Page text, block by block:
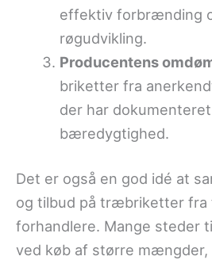
effektiv forbrænding
røgudvikling.
Producentens
briketter fra
der har
bæredygtighed.
Det er også en god idé at
og tilbud på træbriketter fra
forhandlere. Mange steder
ved køb af større